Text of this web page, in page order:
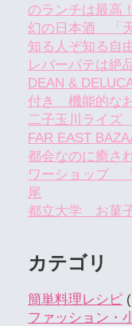
のランチは最高
幻の日本酒 「天
知る人ぞ知る自
レバーパテは絶
DEAN &
付き 機能的な
二子玉川ライ
FAR EAST
都会なのに癒さ
ワーショップ
尾
都立大学 お菓
カテゴリ
簡単料理レシピ
ファッション・